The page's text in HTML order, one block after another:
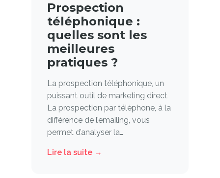
Prospection
téléphonique :
quelles sont les
meilleures
pratiques ?
La prospection téléphonique, un
puissant outil de marketing direct
La prospection par téléphone, à la
différence de l’emailing, vous
permet d’analyser la…
Lire la suite →